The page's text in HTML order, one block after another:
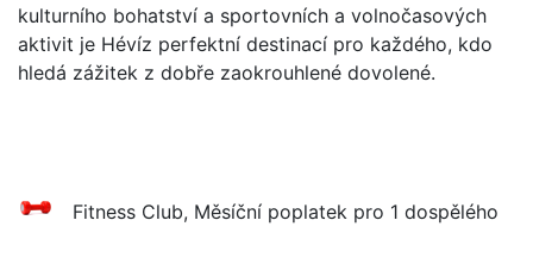
kulturního bohatství a sportovních a volnočasových
aktivit je Hévíz perfektní destinací pro každého, kdo
hledá zážitek z dobře zaokrouhlené dovolené.
Fitness Club, Měsíční poplatek pro 1 dospělého